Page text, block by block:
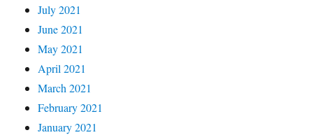
July 2021
June 2021
May 2021
April 2021
March 2021
February 2021
January 2021